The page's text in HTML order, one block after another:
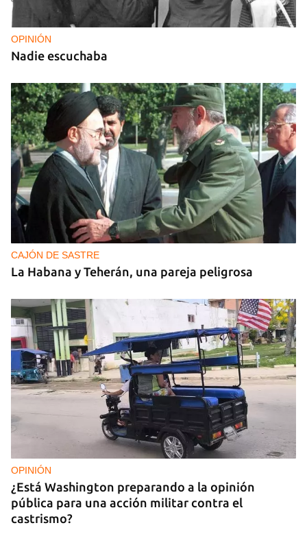
OPINIÓN
Nadie escuchaba
CAJÓN DE SASTRE
La Habana y Teherán, una pareja peligrosa
OPINIÓN
¿Está Washington preparando a la opinión
pública para una acción militar contra el
castrismo?